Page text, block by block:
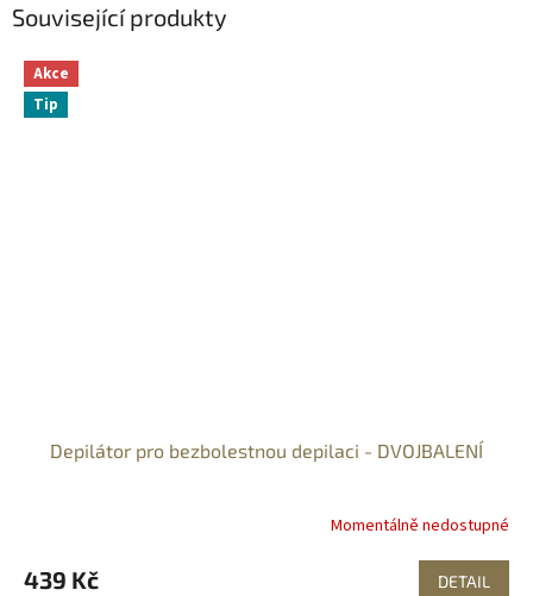
Související produkty
Akce
Tip
Depilátor pro bezbolestnou depilaci - DVOJBALENÍ
Momentálně nedostupné
439 Kč DETAIL